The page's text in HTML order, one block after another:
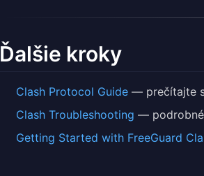
Ďalšie kroky
Clash Protocol Guide — prečítajte
Clash Troubleshooting — podrobné
Getting Started with FreeGuard